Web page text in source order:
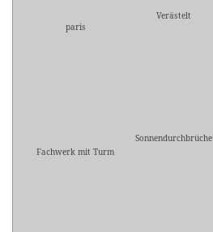
paris
Verästelt
Fachwerk mit Turm
Sonnendurchbrüche